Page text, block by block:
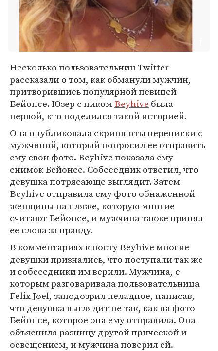
Несколько пользовательниц Twitter
рассказали о том, как обманули мужчин,
притворившись популярной певицей
Бейонсе. Юзер с никомBeyhive была
первой, кто поделился такой историей.
Она опубликовала скриншоты переписки с
мужчиной, который попросил ее отправить
ему свои фото. Beyhive показала ему
снимок Бейонсе. Собеседник ответил, что
девушка потрясающе выглядит. Затем
Beyhive отправила ему фото обнаженной
женщины на пляже, которую многие
считают Бейонсе, и мужчина также принял
ее слова за правду.
В комментариях к посту Beyhive многие
девушки признались, что поступали так же
и собеседники им верили. Мужчина, с
которым разговаривала пользовательница
Felix Joel, заподозрил неладное, написав,
что девушка выглядит не так, как на фото
Бейонсе, которое она ему отправила. Она
объяснила разницу другой прической и
освещением, и мужчина поверил ей.